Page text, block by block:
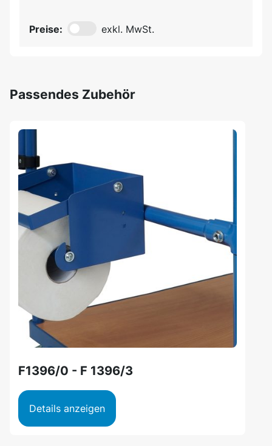
Preise: exkl. MwSt.
Passendes Zubehör
F1396/0 - F 1396/3
Details anzeigen